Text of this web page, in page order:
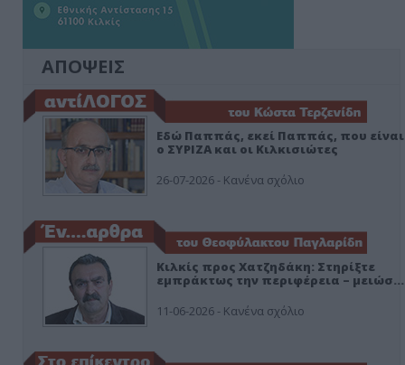
ΑΠΟΨΕΙΣ
Εδώ Παππάς, εκεί Παππάς, που είναι
ο ΣΥΡΙΖΑ και οι Κιλκισιώτες
26-07-2026 - Κανένα σχόλιο
Κιλκίς προς Χατζηδάκη: Στηρίξτε
εμπράκτως την περιφέρεια – μειώσ…
11-06-2026 - Κανένα σχόλιο